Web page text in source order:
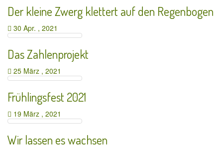
Der kleine Zwerg klettert auf den Regenbogen
30 Apr. , 2021
Das Zahlenprojekt
25 März , 2021
Frühlingsfest 2021
19 März , 2021
Wir lassen es wachsen